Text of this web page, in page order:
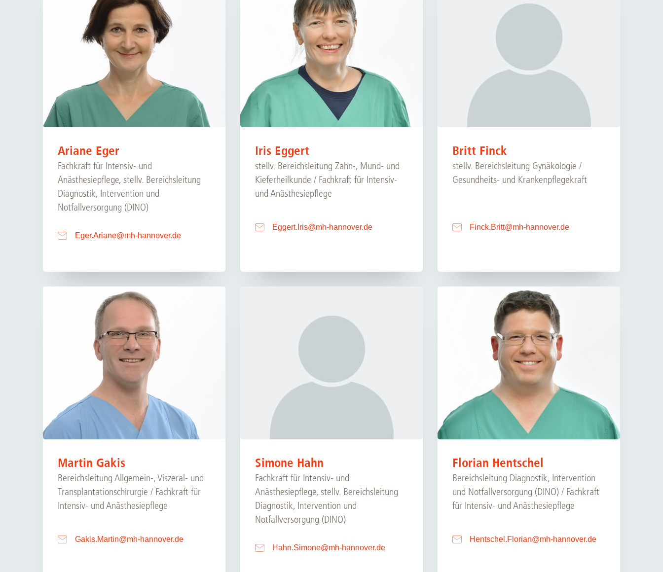
Ariane Eger
Fachkraft für Intensiv- und
Anästhesiepflege, stellv. Bereichsleitung
Diagnostik, Intervention und
Notfallversorgung (DINO)
Eger.Ariane@mh-hannover.de
Iris Eggert
stellv. Bereichsleitung Zahn-, Mund- und
Kieferheilkunde / Fachkraft für Intensiv-
und Anästhesiepflege
Eggert.Iris@mh-hannover.de
Britt Finck
stellv. Bereichsleitung Gynäkologie /
Gesundheits- und Krankenpflegekraft
Finck.Britt@mh-hannover.de
Martin Gakis
Bereichsleitung Allgemein-, Viszeral- und
Transplantationschirurgie / Fachkraft für
Intensiv- und Anästhesiepflege
Gakis.Martin@mh-hannover.de
Simone Hahn
Fachkraft für Intensiv- und
Anästhesiepflege, stellv. Bereichsleitung
Diagnostik, Intervention und
Notfallversorgung (DINO)
Hahn.Simone@mh-hannover.de
Florian Hentschel
Bereichsleitung Diagnostik, Intervention
und Notfallversorgung (DINO) / Fachkraft
für Intensiv- und Anästhesiepflege
Hentschel.Florian@mh-hannover.de